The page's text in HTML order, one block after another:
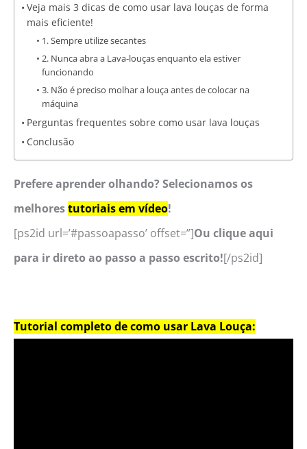
Veja mais 3 dicas de como usar lava louças de forma
mais eficiente!
1. Sempre utilize secantes
2. Nunca abra a Lava-louças enquanto ela estiver
funcionando
3. Não é preciso molhar a louça antes de colocar na
máquina
Perguntas frequentes sobre como usar lava louças
Conclusão
Prefere aprender olhando? Selecionamos os
melhorestutoriais em vídeo!
[ps2id url=’#passoapasso’ offset=”]Ou clique aqui
para ir direto ao passo a passo escrito![/ps2id]
Tutorial completo de como usar Lava Louça: